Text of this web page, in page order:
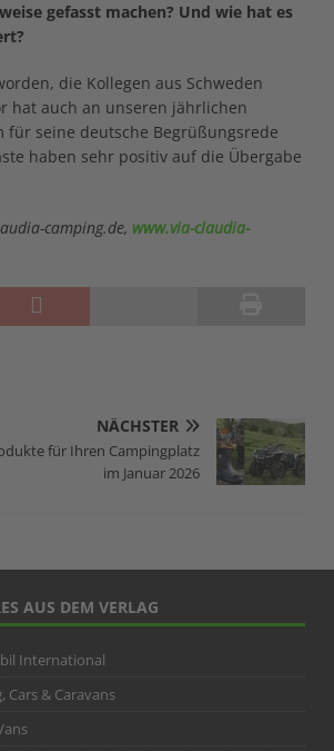
gefasst machen? Und wie hat es
die Kollegen aus Schweden
hat auch an unseren jährlichen
für seine deutsche Begrüßungsrede
haben sehr positiv auf die Übergabe
camping.de, www.via-claudia-
NÄCHSTER
für Ihren Campingplatz
im Januar 2026
AUS DEM VERLAG
International
Cars & Caravans